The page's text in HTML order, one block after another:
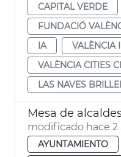
CAPITAL VERDE
FUNDACIÓ
IA
VALÈNCIA
VALÈNCIA CITIES
LAS NAVES
Mesa de
modificado hace 2
AYUNTAMIENTO